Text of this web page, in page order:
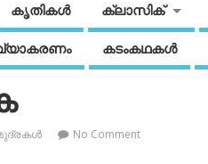
കൃതികൾ ക്ലാസിക്
കടംകഥകള്‍
No Comment